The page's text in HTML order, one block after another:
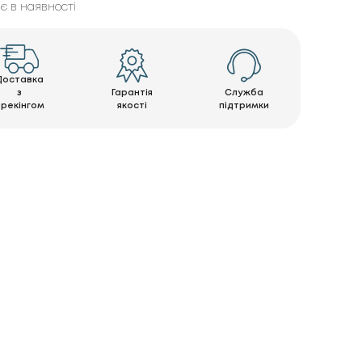
в наявності
з
Гарантія
якості
Служба
підтримки